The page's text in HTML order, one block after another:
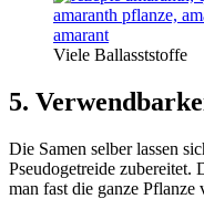
Viele Ballasststoffe
5.
Die Samen selber lassen
Pseudogetreide zubereitet.
man fast die ganze Pflanze